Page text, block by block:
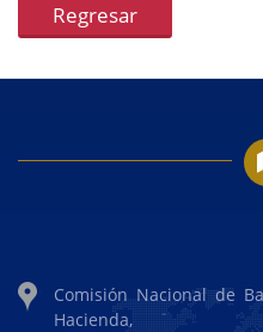
Regresar
Comisión Nacional de
Hacienda,